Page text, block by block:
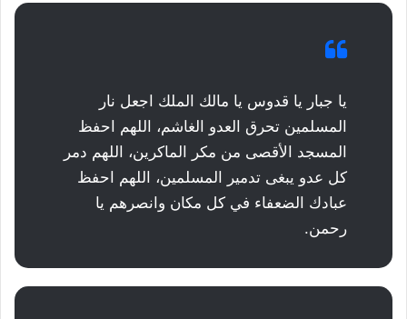
يا جبار يا قدوس يا مالك الملك اجعل نار
المسلمين تحرق العدو الغاشم، اللهم احفظ
المسجد الأقصى من مكر الماكرين، اللهم دمر
كل عدو يبغى تدمير المسلمين، اللهم احفظ
عبادك الضعفاء في كل مكان وانصرهم يا
رحمن.